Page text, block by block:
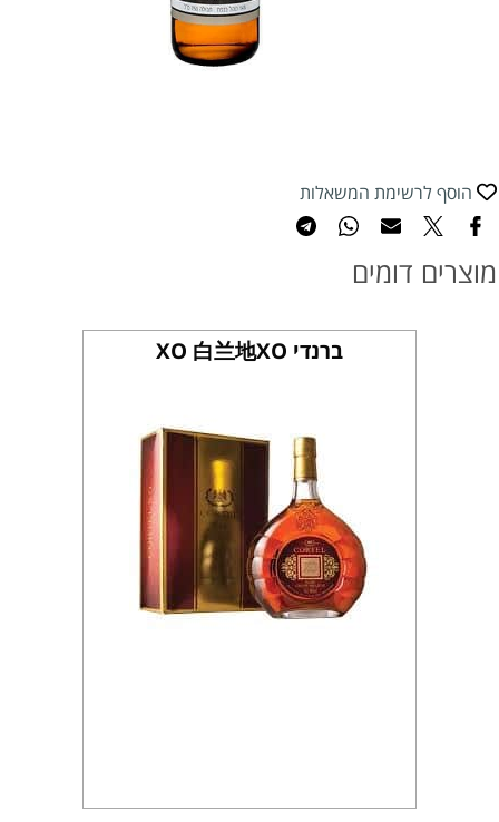
הוסף לרשימת המשאלות
מוצרים דומים
ברנדי XO 白兰地XO